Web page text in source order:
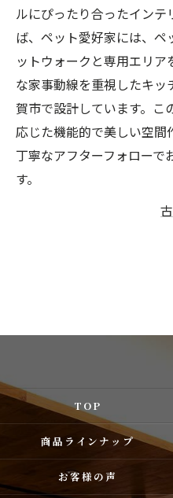
ルにぴったり合ったインテ
ば、ペット愛好家には、
ットウォークと専用エリ
な家事動線を重視したキ
賀市で設計しています。こ
応じた機能的で美しい空間
丁寧なアフターフォローで
す。
TOP
商品ラインナップ
お客様の声